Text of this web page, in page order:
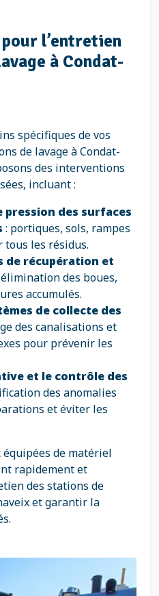
l’entretien
à Condat-
spécifiques de vos
de lavage à Condat-
des interventions
incluant :
des surfaces
: portiques, sols, rampes
les résidus.
de récupération et
des boues,
accumulés.
de collecte des
des canalisations et
pour prévenir les
et le contrôle des
des anomalies
et éviter les
de matériel
rapidement et
des stations de
et garantir la